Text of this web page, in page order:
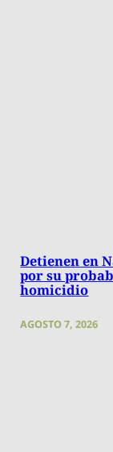
Detienen en
por su
homicidio
AGOSTO 7, 2026